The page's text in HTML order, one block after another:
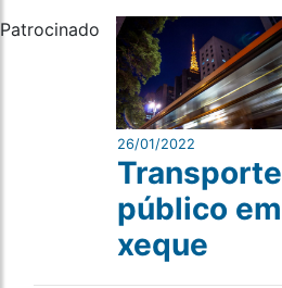
Patrocinado
26/01/2022
Transporte
público em
xeque